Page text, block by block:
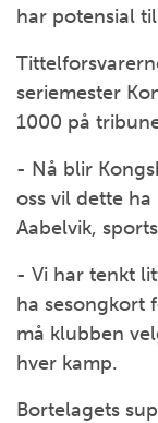
har potensial
seriemester
1000 på
- Nå blir
oss vil dette
Aabelvik,
- Vi har tenkt
ha sesongkort
må klubben
hver kamp.
Bortelagets